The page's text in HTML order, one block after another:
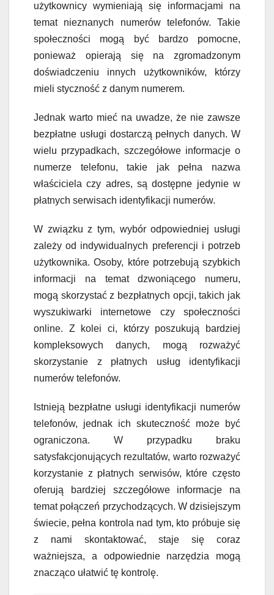
użytkownicy wymieniają się informacjami na
temat nieznanych numerów telefonów. Takie
społeczności mogą być bardzo pomocne,
ponieważ opierają się na zgromadzonym
doświadczeniu innych użytkowników, którzy
mieli styczność z danym numerem.
Jednak warto mieć na uwadze, że nie zawsze
bezpłatne usługi dostarczą pełnych danych. W
wielu przypadkach, szczegółowe informacje o
numerze telefonu, takie jak pełna nazwa
właściciela czy adres, są dostępne jedynie w
płatnych serwisach identyfikacji numerów.
W związku z tym, wybór odpowiedniej usługi
zależy od indywidualnych preferencji i potrzeb
użytkownika. Osoby, które potrzebują szybkich
informacji na temat dzwoniącego numeru,
mogą skorzystać z bezpłatnych opcji, takich jak
wyszukiwarki internetowe czy społeczności
online. Z kolei ci, którzy poszukują bardziej
kompleksowych danych, mogą rozważyć
skorzystanie z płatnych usług identyfikacji
numerów telefonów.
Istnieją bezpłatne usługi identyfikacji numerów
telefonów, jednak ich skuteczność może być
ograniczona. W przypadku braku
satysfakcjonujących rezultatów, warto rozważyć
korzystanie z płatnych serwisów, które często
oferują bardziej szczegółowe informacje na
temat połączeń przychodzących. W dzisiejszym
świecie, pełna kontrola nad tym, kto próbuje się
z nami skontaktować, staje się coraz
ważniejsza, a odpowiednie narzędzia mogą
znacząco ułatwić tę kontrolę.